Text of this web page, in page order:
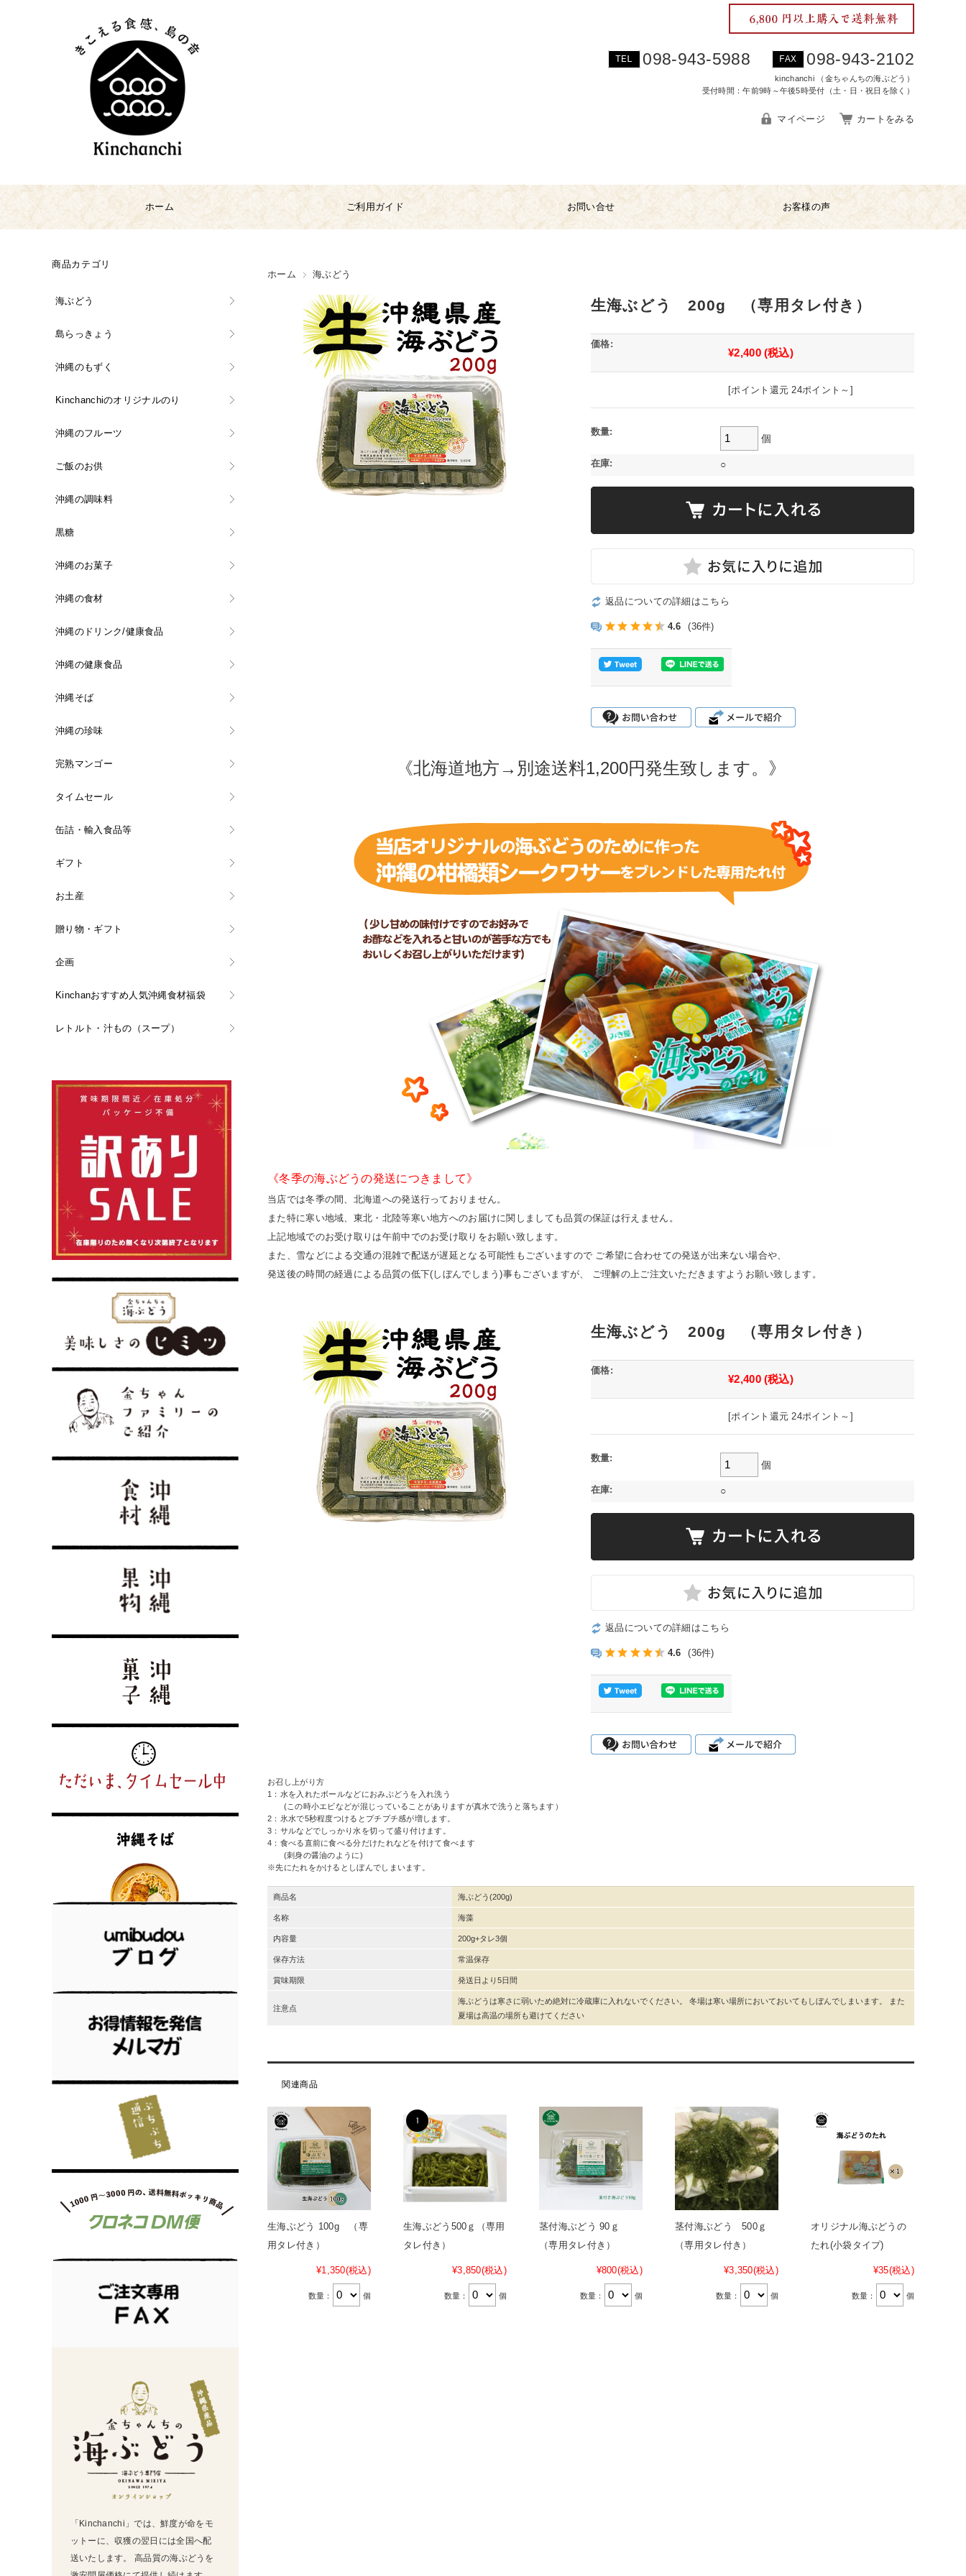
TEL 098-943-5988 FAX 098-943-2102
kinchanchi （金ちゃんちの海ぶどう）
受付時間：午前9時～午後5時受付（土・日・祝日を除く）
マイページ カートをみる
ホーム ご利用ガイド お問い合せ お客様の声
ホーム 海ぶどう
生海ぶどう 200g （専用タレ付き）
価格:
¥2,400 (税込)
[ポイント還元 24ポイント～]
数量:
個
在庫: ○
返品についての詳細はこちら
4.6 (36件)
《北海道地方→別途送料1,200円発生致します。》
《冬季の海ぶどうの発送につきまして》
当店では冬季の間、北海道への発送行っておりません。
また特に寒い地域、東北・北陸等寒い地方へのお届けに関しましても品質の保証は行えません。
上記地域でのお受け取りは午前中でのお受け取りをお願い致します。
また、雪などによる交通の混雑で配送が遅延となる可能性もございますので ご希望に合わせての発送が出来ない場合や、
発送後の時間の経過による品質の低下(しぼんでしまう)事もございますが、 ご理解の上ご注文いただきますようお願い致します。
生海ぶどう 200g （専用タレ付き）
価格:
¥2,400 (税込)
[ポイント還元 24ポイント～]
数量:
個
在庫: ○
返品についての詳細はこちら
4.6 (36件)
お召し上がり方
1：水を入れたボールなどにおみぶどうを入れ洗う
(この時小エビなどが混じっていることがありますが真水で洗うと落ちます）
2：氷水で5秒程度つけるとプチプチ感が増します。
3：サルなどでしっかり水を切って盛り付けます。
4：食べる直前に食べる分だけたれなどを付けて食べます
(刺身の醤油のように)
※先にたれをかけるとしぼんでしまいます。
商品名 海ぶどう(200g)
名称 海藻
内容量 200g+タレ3個
保存方法 常温保存
賞味期限 発送日より5日間
注意点
海ぶどうは寒さに弱いため絶対に冷蔵庫に入れないでください。 冬場は寒い場所においておいてもしぼんでしまいます。 また
夏場は高温の場所も避けてください
関連商品
生海ぶどう 100g （専
用タレ付き）
¥1,350(税込)
数量： 個
生海ぶどう500ｇ（専用
タレ付き）
¥3,850(税込)
数量： 個
茎付海ぶどう 90ｇ
（専用タレ付き）
¥800(税込)
数量： 個
茎付海ぶどう 500ｇ
（専用タレ付き）
¥3,350(税込)
数量： 個
オリジナル海ぶどうの
たれ(小袋タイプ)
¥35(税込)
数量： 個
商品カテゴリ
海ぶどう
島らっきょう
沖縄のもずく
Kinchanchiのオリジナルのり
沖縄のフルーツ
ご飯のお供
沖縄の調味料
黒糖
沖縄のお菓子
沖縄の食材
沖縄のドリンク/健康食品
沖縄の健康食品
沖縄そば
沖縄の珍味
完熟マンゴー
タイムセール
缶詰・輸入食品等
ギフト
お土産
贈り物・ギフト
企画
Kinchanおすすめ人気沖縄食材福袋
レトルト・汁もの（スープ）
「Kinchanchi」では、鮮度が命をモ
ットーに、収獲の翌日には全国へ配
送いたします。 高品質の海ぶどうを